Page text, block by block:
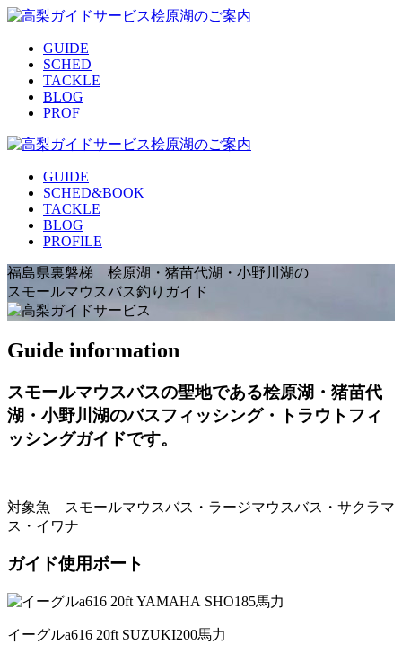
GUIDE
SCHED
TACKLE
BLOG
PROF
GUIDE
SCHED&BOOK
TACKLE
BLOG
PROFILE
福島県裏磐梯 桧原湖・猪苗代湖・小野川湖の
スモールマウスバス釣りガイド
Guide information
スモールマウスバスの聖地である桧原湖・猪苗代
湖・小野川湖のバスフィッシング・トラウトフィ
ッシングガイドです。
対象魚 スモールマウスバス・ラージマウスバス・サクラマ
ス・イワナ
ガイド使用ボート
イーグルa616 20ft SUZUKI200馬力